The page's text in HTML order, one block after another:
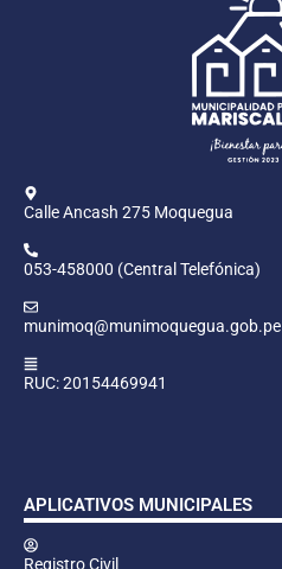
Calle Ancash 275 Moquegua
053-458000 (Central Telefónica)
munimoq@munimoquegua.gob.pe
RUC: 20154469941
APLICATIVOS MUNICIPALES
Registro Civil